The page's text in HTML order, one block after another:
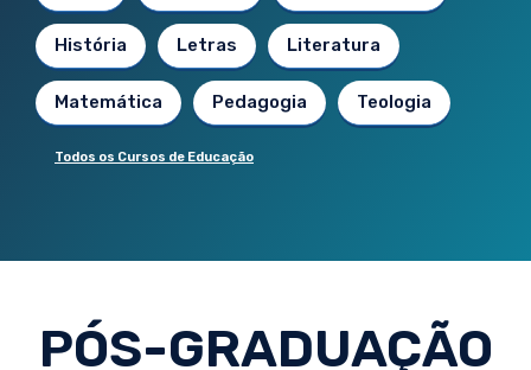
História Letras Literatura
Matemática Pedagogia Teologia
Todos os Cursos de Educação
PÓS-GRADUAÇÃO